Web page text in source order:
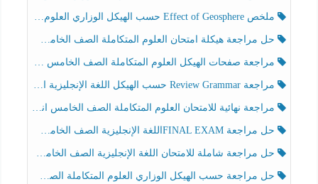
ملخص Effect of Geosphere حسب الهيكل الوزاري العلوم المتكاملة الصف الخامس انسبير الفصل الثالث
حل مراجعة هيكلة امتحان العلوم المتكاملة الصف الخامس عام الفصل الثالث
مراجعة صفحات الهيكل العلوم المتكاملة الصف الخامس انسبير الفصل الثالث
مراجعة Review Grammar حسب الهيكل اللغة الإنجليزية الصف الخامس الفصل الثالث
مراجعة نهائية للامتحان العلوم المتكاملة الصف الخامس انسبير الفصل الثالث
حل مراجعة FINAL EXAMاللغة الإنجليزية الصف الخامس الفصل الثالث
حل مراجعة شاملة للامتحان اللغة الإنجليزية الصف الخامس الفصل الثالث
حل مراجعة حسب الهيكل الوزاري العلوم المتكاملة الصف الخامس عام الفصل الثالث